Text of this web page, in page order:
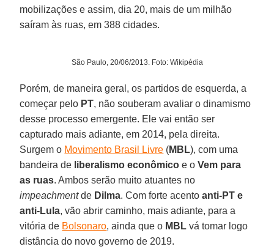
mobilizações e assim, dia 20, mais de um milhão
saíram às ruas, em 388 cidades.
São Paulo, 20/06/2013. Foto: Wikipédia
Porém, de maneira geral, os partidos de esquerda, a
começar pelo PT, não souberam avaliar o dinamismo
desse processo emergente. Ele vai então ser
capturado mais adiante, em 2014, pela direita.
Surgem o Movimento Brasil Livre (MBL), com uma
bandeira de liberalismo econômico e oVem para
as ruas. Ambos serão muito atuantes no
impeachmentde Dilma. Com forte acentoanti-PT e
anti-Lula, vão abrir caminho, mais adiante, para a
vitória de Bolsonaro, ainda que o MBL vá tomar logo
distância do novo governo de 2019.